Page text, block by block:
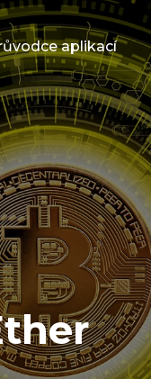
aplikací